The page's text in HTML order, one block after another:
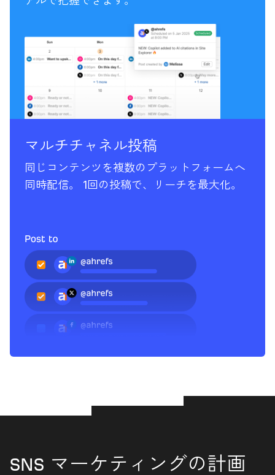
マルチチャネル投稿
同じコンテンツを複数のプラットフォームへ
同時配信。 1回の投稿で、リーチを最大化。
SNS マーケティングの計画